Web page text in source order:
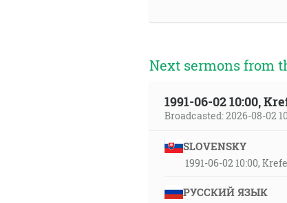
Next sermons from
1991-06-02 10:00,
Broadcasted: 2026-08-02
SLOVENSKY
1991-06-02 10:00,
РУССКИЙ ЯЗЫК